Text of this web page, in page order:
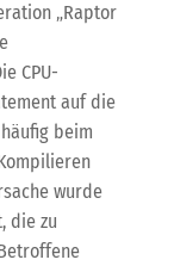
„Raptor
CPU-
auf die
beim
wurde
die zu